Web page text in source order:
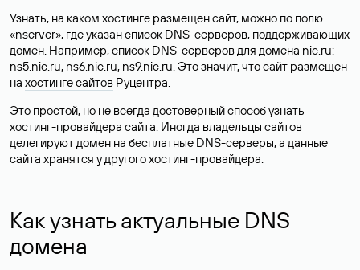
Узнать, на каком хостинге размещен сайт, можно по полю
«nserver», где указан список DNS-серверов, поддерживающих
домен. Например, список DNS-серверов для домена nic.ru:
ns5.nic.ru, ns6.nic.ru, ns9.nic.ru. Это значит, что сайт размещен
на хостинге сайтов Руцентра.
Это простой, но не всегда достоверный способ узнать
хостинг-провайдера сайта. Иногда владельцы сайтов
делегируют домен на бесплатные DNS-серверы, а данные
сайта хранятся у другого хостинг-провайдера.
Как узнать актуальные DNS
домена